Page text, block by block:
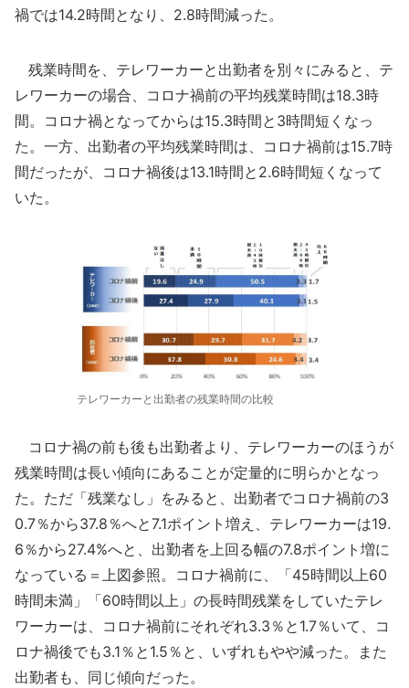
禍では14.2時間となり、2.8時間減った。
残業時間を、テレワーカーと出勤者を別々にみると、テ
レワーカーの場合、コロナ禍前の平均残業時間は18.3時
間。コロナ禍となってからは15.3時間と3時間短くなっ
た。一方、出勤者の平均残業時間は、コロナ禍前は15.7時
間だったが、コロナ禍後は13.1時間と2.6時間短くなって
いた。
テレワーカーと出勤者の残業時間の比較
コロナ禍の前も後も出勤者より、テレワーカーのほうが
残業時間は長い傾向にあることが定量的に明らかとなっ
た。ただ「残業なし」をみると、出勤者でコロナ禍前の3
0.7％から37.8％へと7.1ポイント増え、テレワーカーは19.
6％から27.4%へと、出勤者を上回る幅の7.8ポイント増に
なっている＝上図参照。コロナ禍前に、「45時間以上60
時間未満」「60時間以上」の長時間残業をしていたテレ
ワーカーは、コロナ禍前にそれぞれ3.3％と1.7％いて、コ
ロナ禍後でも3.1％と1.5％と、いずれもやや減った。また
出勤者も、同じ傾向だった。